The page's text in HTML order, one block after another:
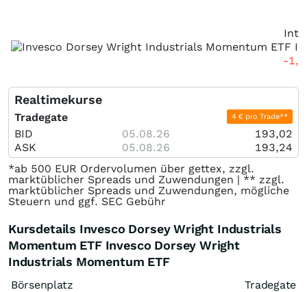
-
Realtimekurse
Tradegate 4 € pro Trade**
BID 05.08.26
193,02
ASK
05.08.26
193,24
*ab 500 EUR Ordervolumen über gettex, zzgl.
marktüblicher Spreads und Zuwendungen | ** zzgl.
marktüblicher Spreads und Zuwendungen, mögliche
Steuern und ggf. SEC Gebühr
Kursdetails Invesco Dorsey Wright Industrials
Momentum ETF Invesco Dorsey Wright
Industrials Momentum ETF
Börsenplatz
Tradegate